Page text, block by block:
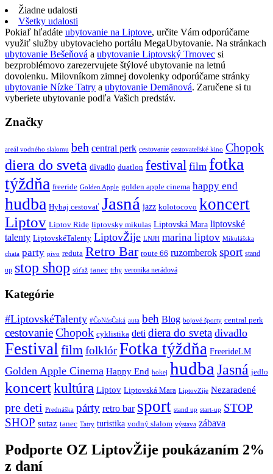
Žiadne udalosti
Všetky udalosti
Pokiaľ hľadáte ubytovanie na Liptove, určite Vám odporúčame
využiť služby ubytovacieho portálu MegaUbytovanie. Na stránkach
ubytovanie Bešeňová a ubytovanie Liptovský Trnovec si
bezproblémovo zarezervujete štýlové ubytovanie na letnú
dovolenku. Milovníkom zimnej dovolenky odporúčame stránky
ubytovanie Nízke Tatry a ubytovanie Demänová. Zaručene si tu
vyberiete ubytovanie podľa Vašich predstáv.
Značky
areál vodného slalomu beh central perk cestovanie cestovateľské kino Chopok
diera do sveta divadlo duatlon festival film fotka
týždňa freeride Golden Apple golden apple cinema happy end
hudba Hybaj cestovať Jasná jazz kolotocovo koncert
Liptov Liptov Ride liptovsky mikulas Liptovská Mara liptovské
talenty LiptovskéTalenty LiptovŽije LNJH marina liptov Mikulášska
chata party pivo reduta Retro Bar route 66 ruzomberok sport stand
up stop shop súťaž tanec trhy veronika nerádová
Kategórie
#LiptovskéTalenty #ČoNásČaká auta beh Blog bojové športy central perk
cestovanieChopok cyklistika deti diera do sveta divadlo
Festival filmfolklórFotka týždňa FreerideLM
Golden Apple Cinema Happy End hokej hudba Jasná jedlo
koncertkultúra Liptov Liptovská Mara LiptovZije Nezaradené
pre deti Prednáška párty retro bar sport stand up start-up STOP
SHOP sutaz tanec Tatry turistika vodný slalom výstava zábava
Podporte OZ LiptovŽije poukázaním 2%
z daní